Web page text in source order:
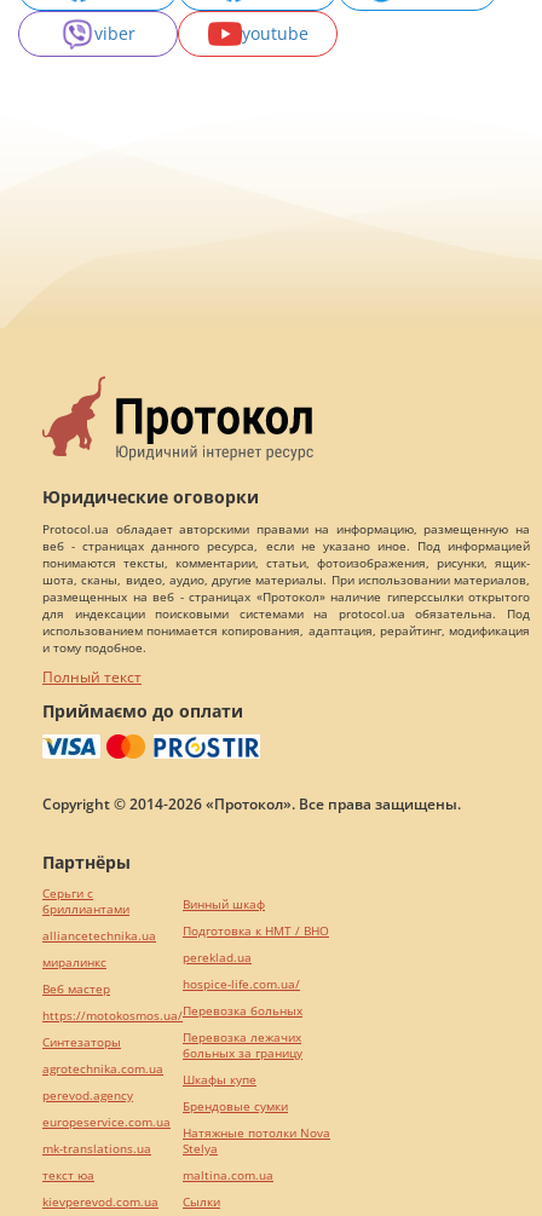
viber
youtube
Юридические оговорки
Protocol.ua обладает авторскими правами на информацию, размещенную на
веб - страницах данного ресурса, если не указано иное. Под информацией
понимаются тексты, комментарии, статьи, фотоизображения, рисунки, ящик-
шота, сканы, видео, аудио, другие материалы. При использовании материалов,
размещенных на веб - страницах «Протокол» наличие гиперссылки открытого
для индексации поисковыми системами на protocol.ua обязательна. Под
использованием понимается копирования, адаптация, рерайтинг, модификация
и тому подобное.
Полный текст
Приймаємо до оплати
Copyright © 2014-2026 «Протокол». Все права защищены.
Партнёры
Серьги с
бриллиантами
alliancetechnika.ua
миралинкс
Веб мастер
https://motokosmos.ua/
Синтезаторы
agrotechnika.com.ua
perevod.agency
europeservice.com.ua
mk-translations.ua
текст юа
kievperevod.com.ua
Винный шкаф
Подготовка к НМТ / ВНО
pereklad.ua
hospice-life.com.ua/
Перевозка больных
Перевозка лежачих
больных за границу
Шкафы купе
Брендовые сумки
Натяжные потолки Nova
Stelya
maltina.com.ua
Cылки